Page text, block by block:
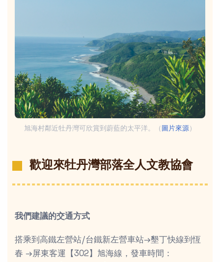
旭海村鄰近牡丹灣可欣賞到蔚藍的太平洋。（ 圖片來源 ）
歡迎來牡丹灣部落全人文教協會
我們建議的交通方式
搭乘到高鐵左營站/台鐵新左營車站→墾丁快線到恆
春 →屏東客運【302】旭海線，發車時間：